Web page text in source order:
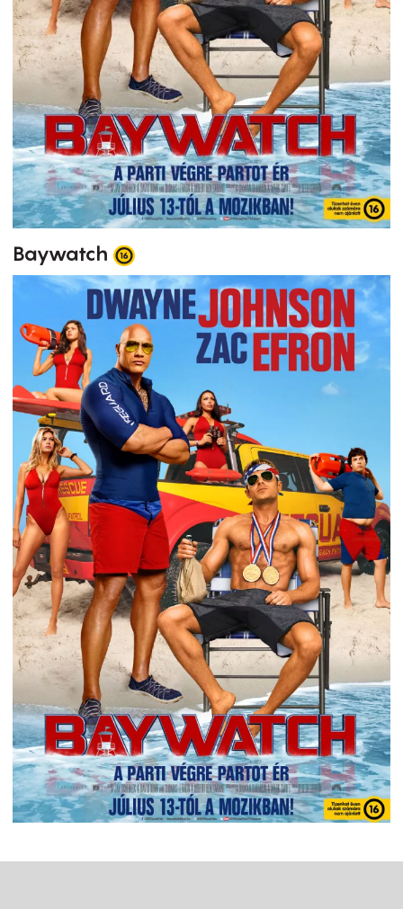
Baywatch